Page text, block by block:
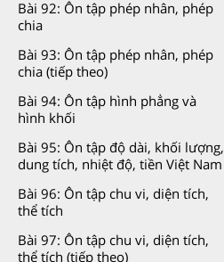
Bài 92: Ôn tập phép nhân, phép
chia
Bài 93: Ôn tập phép nhân, phép
chia (tiếp theo)
Bài 94: Ôn tập hình phẳng và
hình khối
Bài 95: Ôn tập độ dài, khối lượng,
dung tích, nhiệt độ, tiền Việt Nam
Bài 96: Ôn tập chu vi, diện tích,
thể tích
Bài 97: Ôn tập chu vi, diện tích,
thể tích (tiếp theo)